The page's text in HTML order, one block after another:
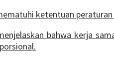
ketentuan
bahwa kerja